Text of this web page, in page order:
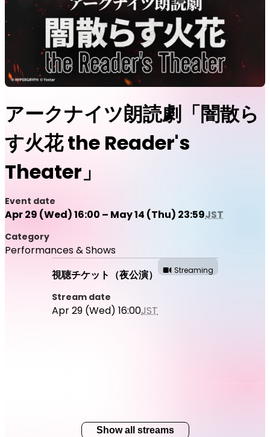
アークナイツ朗読劇「闇散ら
す火花 the Reader's
Theater」
Event date
Apr 29 (Wed) 16:00 – May 14 (Thu) 23:59JST
Category
Performances & Shows
視聴チケット（夜公演）
Streaming
Stream date
Apr 29 (Wed) 16:00JST
Show all streams